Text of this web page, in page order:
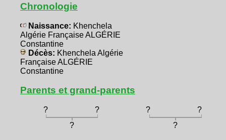
Chronologie
Naissance: Khenchela
Algérie Française ALGÉRIE
Constantine
Décès: Khenchela Algérie
Française ALGÉRIE
Constantine
Parents et grand-parents
? ? ?
?
?
?